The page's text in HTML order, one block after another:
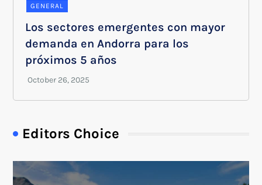
GENERAL
Los sectores emergentes con mayor
demanda en Andorra para los
próximos 5 años
Editors Choice